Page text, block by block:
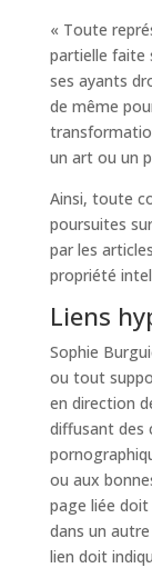
« Toute
partielle faite
ses ayants
de même
un art ou un
Ainsi, toute
poursuites
par les
propriété
Liens
Sophie
ou tout
en direction
diffusant des
ou aux
page liée
dans un
lien doit